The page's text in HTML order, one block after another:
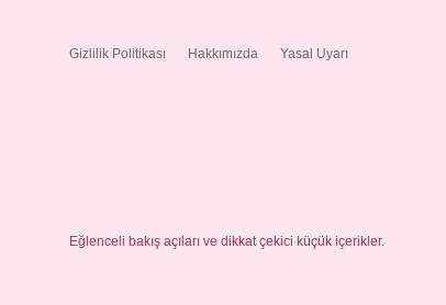
Gizlilik Politikası Hakkımızda Yasal Uyarı
Eğlenceli bakış açıları ve dikkat çekici küçük içerikler.